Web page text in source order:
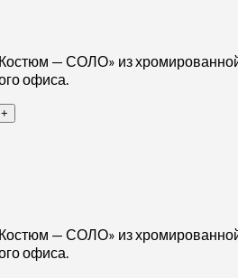
— СОЛО» из
офиса.
— СОЛО» из
офиса.